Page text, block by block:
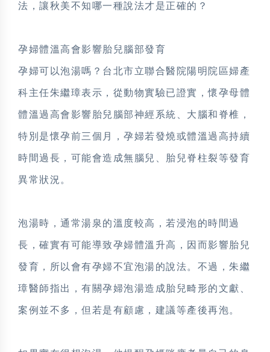
法，讓秋美不知哪一種說法才是正確的？
孕婦體溫高會影響胎兒腦部發育
孕婦可以泡湯嗎？台北市立聯合醫院陽明院區婦產
科主任朱繼璋表示，從動物實驗已證實，懷孕母體
體溫過高會影響胎兒腦部神經系統、大腦和脊椎，
特別是懷孕前三個月，孕婦若發燒或體溫過高持續
時間過長，可能會造成無腦兒、胎兒脊柱裂等發育
異常狀況。
泡湯時，通常湯泉的溫度較高，若浸泡的時間過
長，確實有可能導致孕婦體溫升高，因而影響胎兒
發育，所以會有孕婦不宜泡湯的說法。不過，朱繼
璋醫師指出，有關孕婦泡湯造成胎兒畸形的文獻、
案例並不多，但若是有顧慮，建議等產後再泡。